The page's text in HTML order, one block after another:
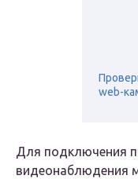
web-
Для подключения
видеонаблюдения